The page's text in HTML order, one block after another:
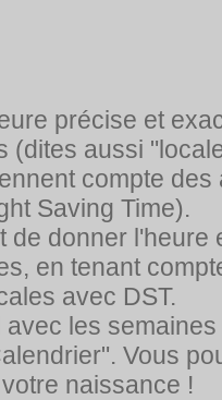
précise et
(dites aussi
compte
Saving Time).
de donner
en tenant
avec DST.
les
Vous
naissance !